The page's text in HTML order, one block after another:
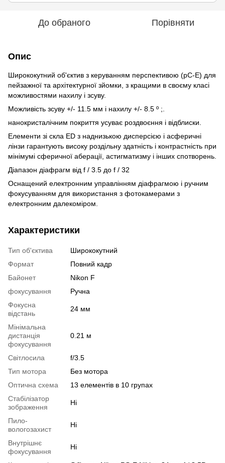
До обраного Порівняти
Опис
Ширококутний об'єктив з керуванням перспективою (pC-E) для
пейзажної та архітектурної зйомки, з кращими в своєму класі
можливостями нахилу і зсуву.
Можливість зсуву +/- 11.5 мм і нахилу +/- 8.5 º ;.
нанокристалічним покриття усуває роздвоєння і відблиски.
Елементи зі скла ED з наднизькою дисперсією і асферичні
лінзи гарантують високу роздільну здатність і контрастність при
мінімумі сферичної аберації, астигматизму і інших спотворень.
Діапазон діафрагм від f / 3.5 до f / 32
Оснащений електронним управлінням діафрагмою і ручним
фокусуванням для використання з фотокамерами з
електронним далекоміром.
Характеристики
Тип об'єктива
Ширококутний
Формат
Повний кадр
Байонет
Nikon F
фокусування
Ручна
Фокусна
відстань
24 мм
Мінімальна
дистанція
фокусування
0.21 м
Світлосила
f/3.5
Тип мотора
Без мотора
Оптична схема
13 елементів в 10 групах
Стабілізатор
зображення
Ні
Пило-
вологозахист
Ні
Внутрішнє
фокусування
Ні